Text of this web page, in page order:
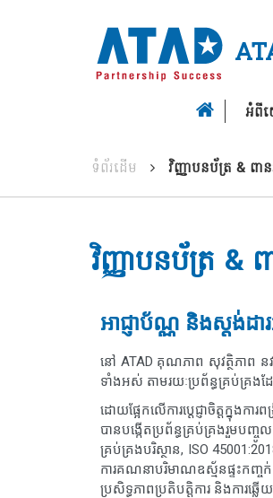
អំពី
ទំព័រដើម វិញ្ញាបនប័ត្រ & ពាន
វិញ្ញាបនប័ត្រ & ព
អាជ្ញាប័ណ្ណ និងស្តង់ដារ
នៅ ATAD គុណភាព សុវត្ថិភាព នវា
ទាំងអស់ តាមរយៈប្រព័ន្ធគ្រប់គ្រ
ដោយផ្អែកលើការប្តេជ្ញាចិត្តក្នុង
បានបង្កើតប្រព័ន្ធគ្រប់គ្រងរួមបញ្ចូ
គ្រប់គ្រងបរិស្ថាន, ISO
ការគណនាបរិមាណឧស្ម័នផ្ទះកញ្ច
ប្រសិទ្ធភាពប្រតិបត្តិការ និងការឆ្